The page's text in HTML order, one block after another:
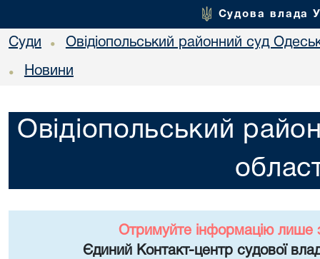
Судова влада
Суди • Овідіопольський районний суд
• Новини
Овідіопольський
Отримуйте інформацію лише
Єдиний Контакт-центр судової